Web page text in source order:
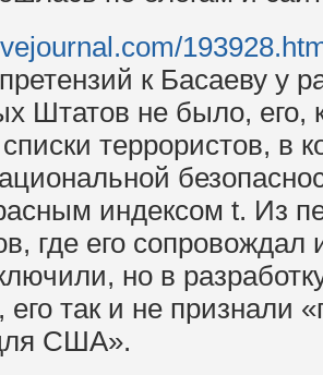
к Басаеву у
Штатов не было, его,
террористов, в
индексом t. Из
где его сопровождал
но в
его так и не признали
США».